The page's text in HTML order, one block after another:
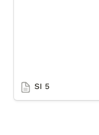
SI 5